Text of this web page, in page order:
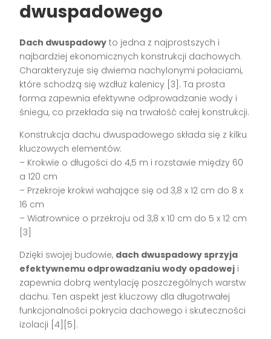
dwuspadowego
Dach dwuspadowy to jedna z najprostszych i
najbardziej ekonomicznych konstrukcji dachowych.
Charakteryzuje się dwiema nachylonymi połaciami,
które schodzą się wzdłuż kalenicy [3]. Ta prosta
forma zapewnia efektywne odprowadzanie wody i
śniegu, co przekłada się na trwałość całej konstrukcji.
Konstrukcja dachu dwuspadowego składa się z kilku
kluczowych elementów:
– Krokwie o długości do 4,5 m i rozstawie między 60
a 120 cm
– Przekroje krokwi wahające się od 3,8 x 12 cm do 8 x
16 cm
– Wiatrownice o przekroju od 3,8 x 10 cm do 5 x 12 cm
[3]
Dzięki swojej budowie, dach dwuspadowy sprzyja
efektywnemu odprowadzaniu wody opadowej i
zapewnia dobrą wentylację poszczególnych warstw
dachu. Ten aspekt jest kluczowy dla długotrwałej
funkcjonalności pokrycia dachowego i skuteczności
izolacji [4][5].